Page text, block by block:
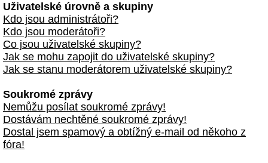
Uživatelské úrovně a skupiny
Kdo jsou administrátoři?
Kdo jsou moderátoři?
Co jsou uživatelské skupiny?
Jak se mohu zapojit do uživatelské skupiny?
Jak se stanu moderátorem uživatelské skupiny?
Soukromé zprávy
Nemůžu posílat soukromé zprávy!
Dostávám nechtěné soukromé zprávy!
Dostal jsem spamový a obtížný e-mail od někoho z
fóra!